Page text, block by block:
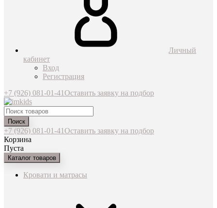
Личный
кабинет
Вход
Регистрация
+7 (926) 081-01-41Оставить заявку на подбор
Поиск
+7 (926) 081-01-41Оставить заявку на подбор
Корзина
Пуста
Каталог товаров
Кровати и матрасы